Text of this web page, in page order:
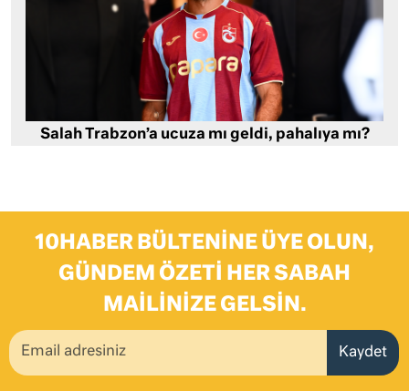
Salah Trabzon’a ucuza mı geldi, pahalıya mı?
10HABER BÜLTENINE ÜYE OLUN,
GÜNDEM ÖZETI HER SABAH
MAILINIZE GELSIN.
Kaydet